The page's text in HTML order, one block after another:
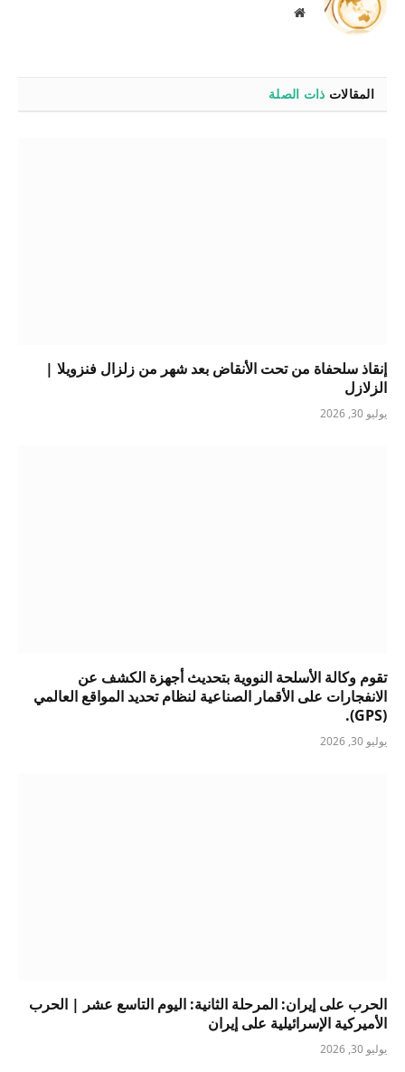
موقع
المقالات ذات الصلة
إنقاذ سلحفاة من تحت الأنقاض بعد شهر من زلزال فنزويلا |
الزلازل
يوليو 30, 2026
تقوم وكالة الأسلحة النووية بتحديث أجهزة الكشف عن
الانفجارات على الأقمار الصناعية لنظام تحديد المواقع العالمي
(GPS).
يوليو 30, 2026
الحرب على إيران: المرحلة الثانية: اليوم التاسع عشر | الحرب
الأميركية الإسرائيلية على إيران
يوليو 30, 2026